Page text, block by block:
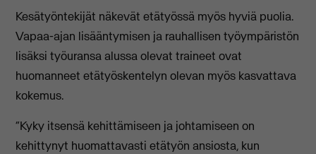
Kesätyöntekijät näkevät etätyössä myös hyviä puolia.
Vapaa-ajan lisääntymisen ja rauhallisen työympäristön
lisäksi työuransa alussa olevat traineet ovat
huomanneet etätyöskentelyn olevan myös kasvattava
kokemus.
“Kyky itsensä kehittämiseen ja johtamiseen on
kehittynyt huomattavasti etätyön ansiosta, kun